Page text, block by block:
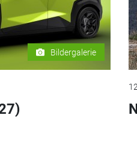
Bildergalerie